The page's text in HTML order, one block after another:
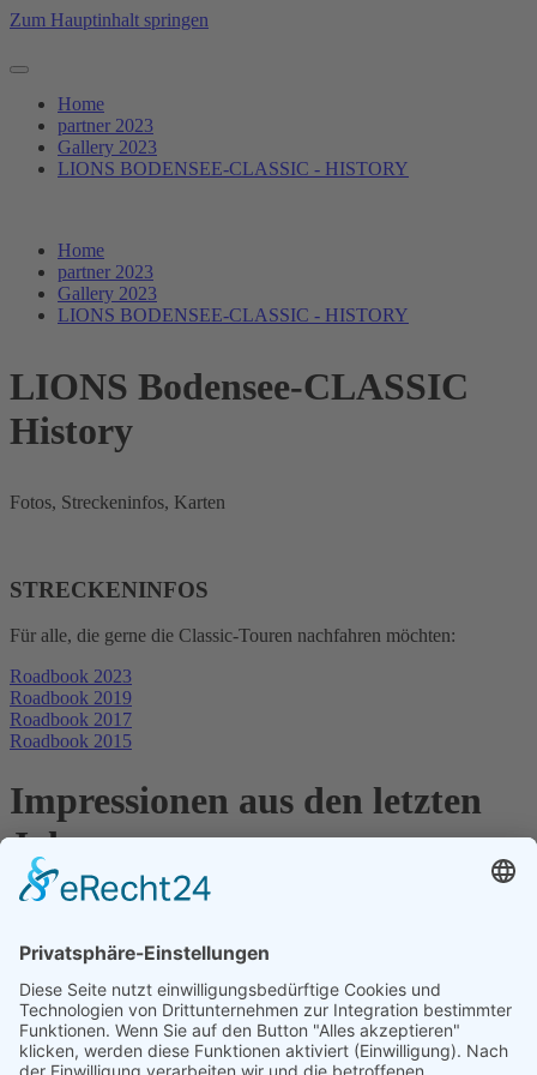
Zum Hauptinhalt springen
Home
partner 2023
Gallery 2023
LIONS BODENSEE-CLASSIC - HISTORY
Home
partner 2023
Gallery 2023
LIONS BODENSEE-CLASSIC - HISTORY
LIONS Bodensee-CLASSIC
History
Fotos, Streckeninfos, Karten
STRECKENINFOS
Für alle, die gerne die Classic-Touren nachfahren möchten:
Roadbook 2023
Roadbook 2019
Roadbook 2017
Roadbook 2015
Impressionen aus den letzten
Jahren